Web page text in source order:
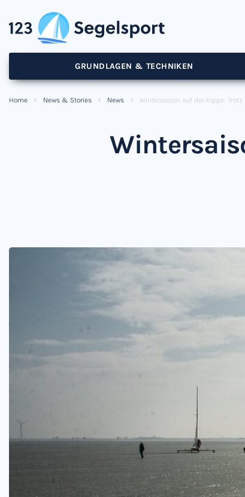
GRUNDLAGEN & TECHNIKEN
Home News & Stories News Wintersaison auf der Kippe: